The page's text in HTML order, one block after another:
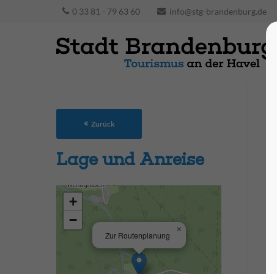
0 33 81 - 79 63 60 info@stg-brandenburg.de
Zurück
Lage und Anreise
Zur Routenplanung
×
+
−